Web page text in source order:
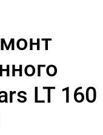
LT 160